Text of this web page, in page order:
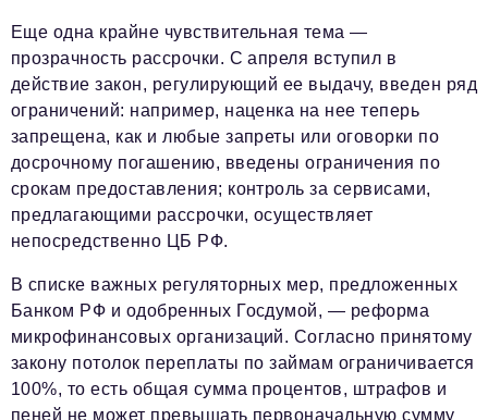
Еще одна крайне чувствительная тема —
прозрачность рассрочки. С апреля вступил в
действие закон, регулирующий ее выдачу, введен ряд
ограничений: например, наценка на нее теперь
запрещена, как и любые запреты или оговорки по
досрочному погашению, введены ограничения по
срокам предоставления; контроль за сервисами,
предлагающими рассрочки, осуществляет
непосредственно ЦБ РФ.
В списке важных регуляторных мер, предложенных
Банком РФ и одобренных Госдумой, — реформа
микрофинансовых организаций. Согласно принятому
закону потолок переплаты по займам ограничивается
100%, то есть общая сумма процентов, штрафов и
пеней не может превышать первоначальную сумму